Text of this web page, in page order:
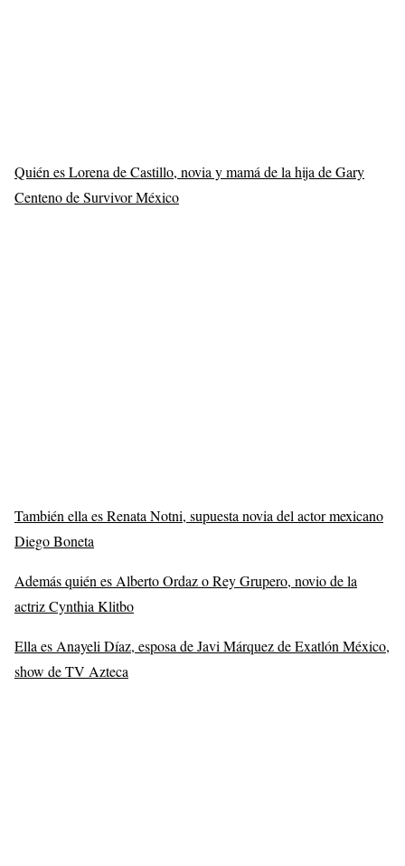
Quién es Lorena de Castillo, novia y mamá de la hija de Gary
Centeno de Survivor México
También ella es Renata Notni, supuesta novia del actor mexicano
Diego Boneta
Además quién es Alberto Ordaz o Rey Grupero, novio de la
actriz Cynthia Klitbo
Ella es Anayeli Díaz, esposa de Javi Márquez de Exatlón México,
show de TV Azteca